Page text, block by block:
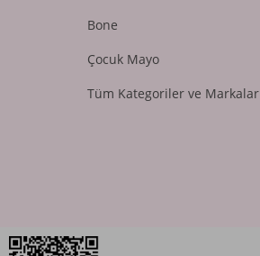
Bone
Çocuk Mayo
Tüm Kategoriler ve Markalar